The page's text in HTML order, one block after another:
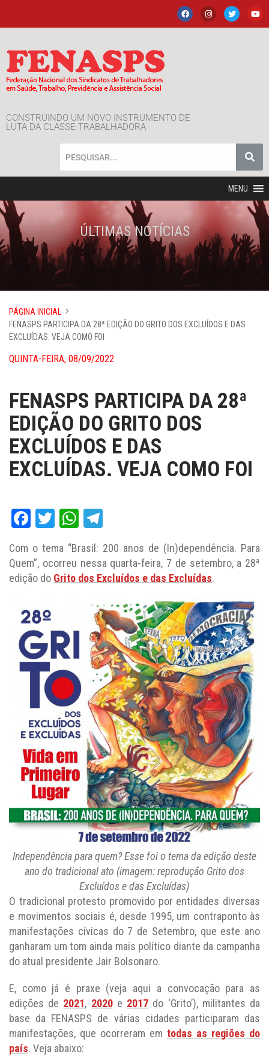
CONSTRUINDO UM NOVO INSTRUMENTO DE
LUTA DA CLASSE TRABALHADORA
MENU
ÚLTIMAS NOTÍCIAS
PÁGINA INICIAL
FENASPS PARTICIPA DA 28ª EDIÇÃO DO GRITO DOS EXCLUÍDOS E DAS
EXCLUÍDAS. VEJA COMO FOI
QUINTA-FEIRA, 08/09/2022
FENASPS PARTICIPA DA 28ª
EDIÇÃO DO GRITO DOS
EXCLUÍDOS E DAS
EXCLUÍDAS. VEJA COMO FOI
Facebook
TwitterWhatsApp
Com o tema “Brasil: 200 anos de (In)dependência. Para
Quem”, ocorreu nessa quarta-feira, 7 de setembro, a 28ª
edição do Grito dos Excluídos e das Excluídas.
Independência para quem? Esse foi o tema da edição deste
ano do tradicional ato (imagem: reprodução Grito dos
Excluídos e das Excluídas)
O tradicional protesto promovido por entidades diversas
e movimentos sociais é, desde 1995, um contraponto às
manifestações cívicas do 7 de Setembro, que este ano
ganharam um tom ainda mais político diante da campanha
do atual presidente Jair Bolsonaro.
E, como já é praxe (veja aqui a convocação para as
edições de 2021, 2020e 2017 do ‘Grito’), militantes da
base da FENASPS de várias cidades participaram das
manifestações, que ocorreram em todas as regiões do
país. Veja abaixo: